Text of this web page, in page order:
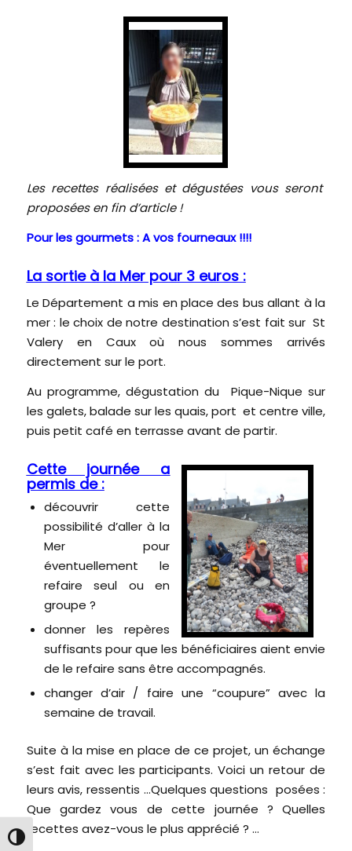
Passer en contraste élevé
Les recettes réalisées et dégustées vous seront
proposées en fin d’article !
Pour les gourmets : A vos fourneaux !!!!
La sortie à la Mer pour 3 euros :
LeDépartement a mis en place des bus allant à la
mer : le choix de notre destination s’est fait sur St
Valery en Caux où nous sommes arrivés
directement sur le port.
Au programme, dégustation du Pique-Nique sur
les galets, balade sur les quais, port et centre ville,
puis petit café en terrasse avant de partir.
Cette journée a
permis de :
découvrir cette
possibilité d’aller à la
Mer pour
éventuellement le
refaire seul ou en
groupe ?
donner les repères
suffisants pour que les bénéficiaires aient envie
de le refaire sans être accompagnés.
changer d’air / faire une “coupure” avec la
semaine de travail.
Suite à la mise en place de ce projet, un échange
s’est fait avec les participants. Voici un retour de
leurs avis, ressentis …Quelques questions posées :
Que gardez vous de cette journée ? Quelles
recettes avez-vous le plus apprécié ? …